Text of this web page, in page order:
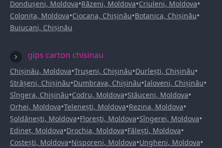
Dondușeni, Moldova•Răzeni, Moldova•Criuleni, Moldova•
Colonița, Moldova•Ciocana, Chișinău•Botanica, Chișinău•
Buiucani, Chișinău
gips carton chisinau
Chișinău, Moldova•Trușeni, Chișinău•Durlești, Chișinău•
Strășeni, Chișinău•Dumbrava, Chișinău•Ialoveni, Chișinău•
Sîngera, Chișinău•Codru, Moldova•Stăuceni, Moldova•
Orhei, Moldova•Telenești, Moldova•Rezina, Moldova•
Șoldănești, Moldova•Florești, Moldova•Sîngerei, Moldova•
Edineț, Moldova•Drochia, Moldova•Fălești, Moldova•
Costești, Moldova•Nisporeni, Moldova•Ungheni, Moldova•